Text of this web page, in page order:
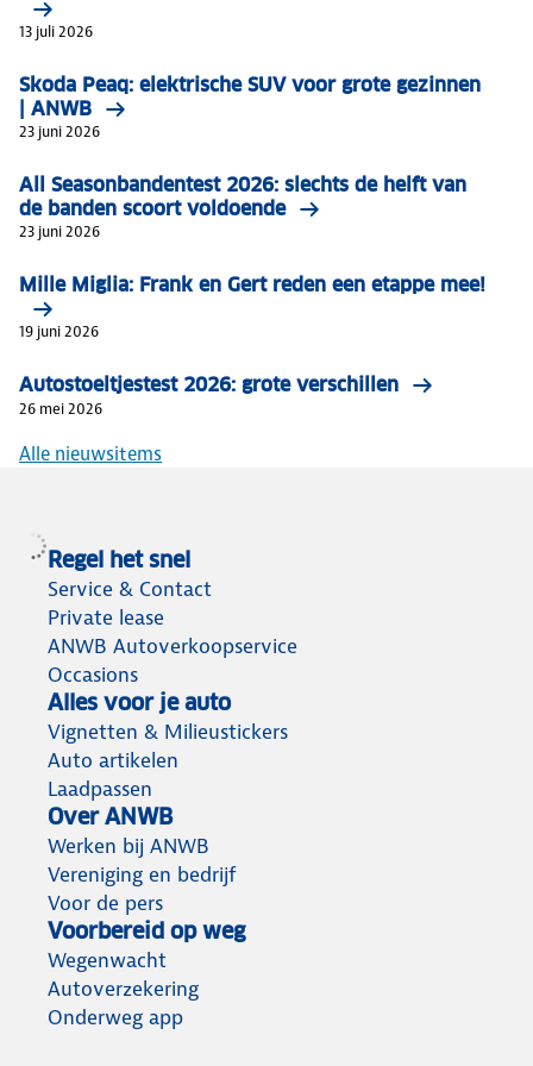
13 juli 2026
Skoda Peaq: elektrische SUV voor grote gezinnen
| ANWB
23 juni 2026
All Seasonbandentest 2026: slechts de helft van
de banden scoort voldoende
23 juni 2026
Mille Miglia: Frank en Gert reden een etappe mee!
19 juni 2026
Autostoeltjestest 2026: grote verschillen
26 mei 2026
Alle nieuwsitems
Regel het snel
Service & Contact
Private lease
ANWB Autoverkoopservice
Occasions
Alles voor je auto
Vignetten & Milieustickers
Auto artikelen
Laadpassen
Over ANWB
Werken bij ANWB
Vereniging en bedrijf
Voor de pers
Voorbereid op weg
Wegenwacht
Autoverzekering
Onderweg app